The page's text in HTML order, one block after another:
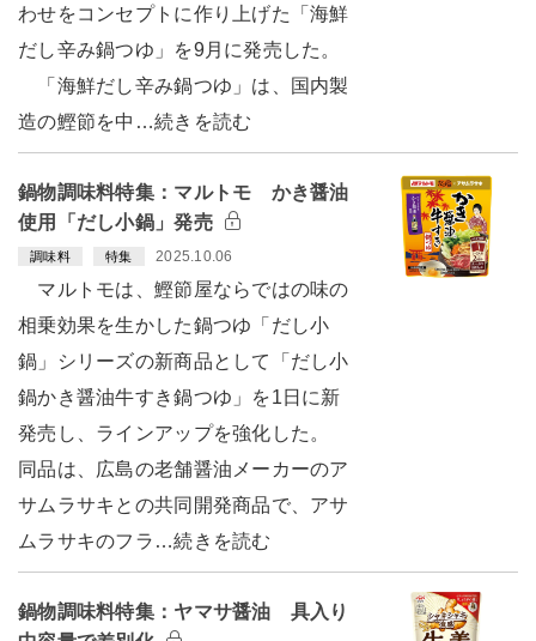
わせをコンセプトに作り上げた「海鮮
だし辛み鍋つゆ」を9月に発売した。
「海鮮だし辛み鍋つゆ」は、国内製
造の鰹節を中…続きを読む
鍋物調味料特集：マルトモ かき醤油
使用「だし小鍋」発売
調味料 特集 2025.10.06
マルトモは、鰹節屋ならではの味の
相乗効果を生かした鍋つゆ「だし小
鍋」シリーズの新商品として「だし小
鍋かき醤油牛すき鍋つゆ」を1日に新
発売し、ラインアップを強化した。
同品は、広島の老舗醤油メーカーのア
サムラサキとの共同開発商品で、アサ
ムラサキのフラ…続きを読む
鍋物調味料特集：ヤマサ醤油 具入り